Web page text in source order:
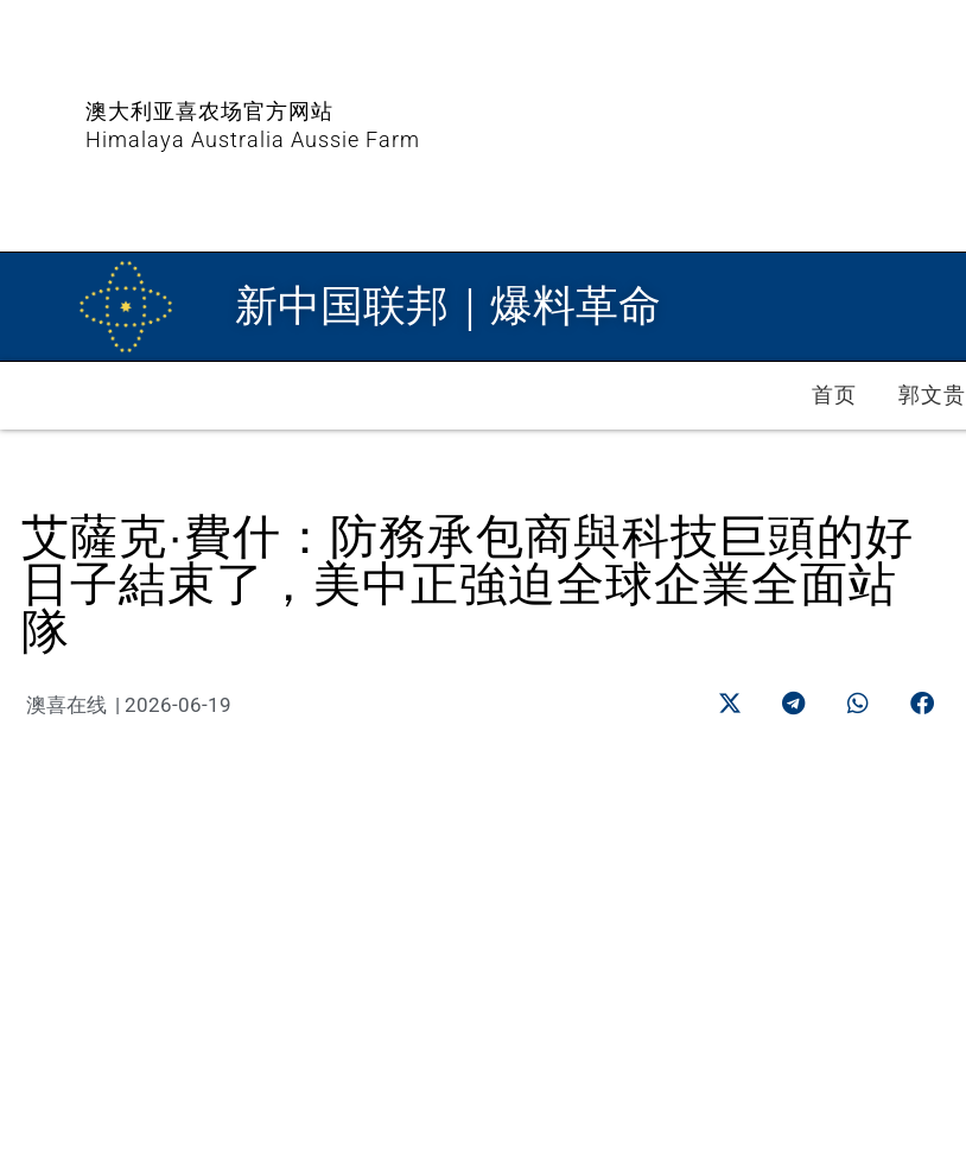
澳大利亚喜农场官方网站
Himalaya Australia Aussie Farm
新中国联邦｜爆料革命
首页 郭文贵
艾薩克·費什：防務承包商與科技巨頭的好
日子結束了，美中正強迫全球企業全面站
隊
澳喜在线 | 2026-06-19